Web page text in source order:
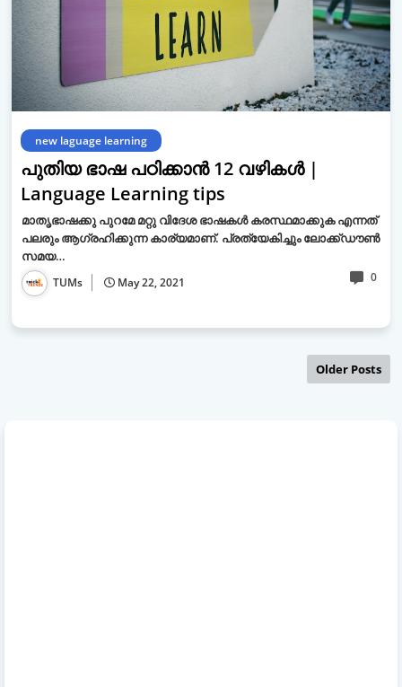
new laguage learning
പുതിയ ഭാഷ പഠിക്കാന്‍ 12 വഴികള്‍ |
Language Learning tips
മാതൃഭാഷക്കു പുറമേ മറ്റു വിദേശ ഭാഷകള്‍ കരസ്ഥമാക്കുക എന്നത്
പലരും ആഗ്രഹിക്കുന്ന കാര്യമാണ്. പ്രത്യേകിച്ചും ലോക്ക്ഡൗണ്‍
സമയ…
TUMs May 22, 2021 0
Older Posts